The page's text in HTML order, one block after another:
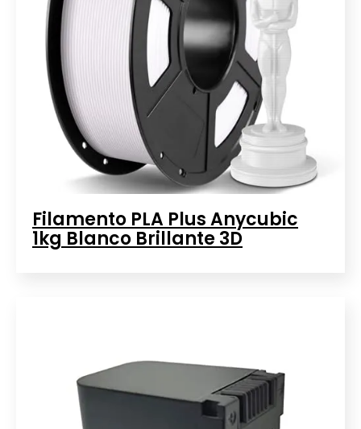
Filamento PLA Plus Anycubic
1kg Blanco Brillante 3D